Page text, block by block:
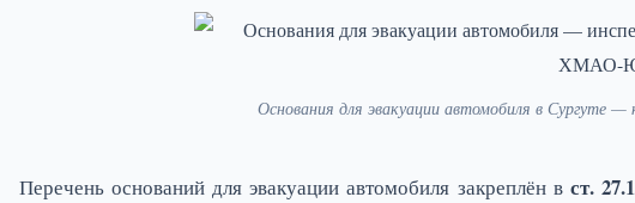
Основания для эвакуации автомобиля в Сургуте
Перечень оснований для эвакуации автомобиля закреплён в ст.